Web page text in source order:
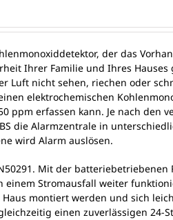
der das
Ihrer Familie und Ihres Hauses
Luft nicht sehen, riechen oder
elektrochemischen
ppm erfassen kann. Je nach den
die Alarmzentrale in
wird Alarm auslösen.
Mit der batteriebetriebenen
Stromausfall weiter
montiert werden und sich
einen zuverlässigen 24-